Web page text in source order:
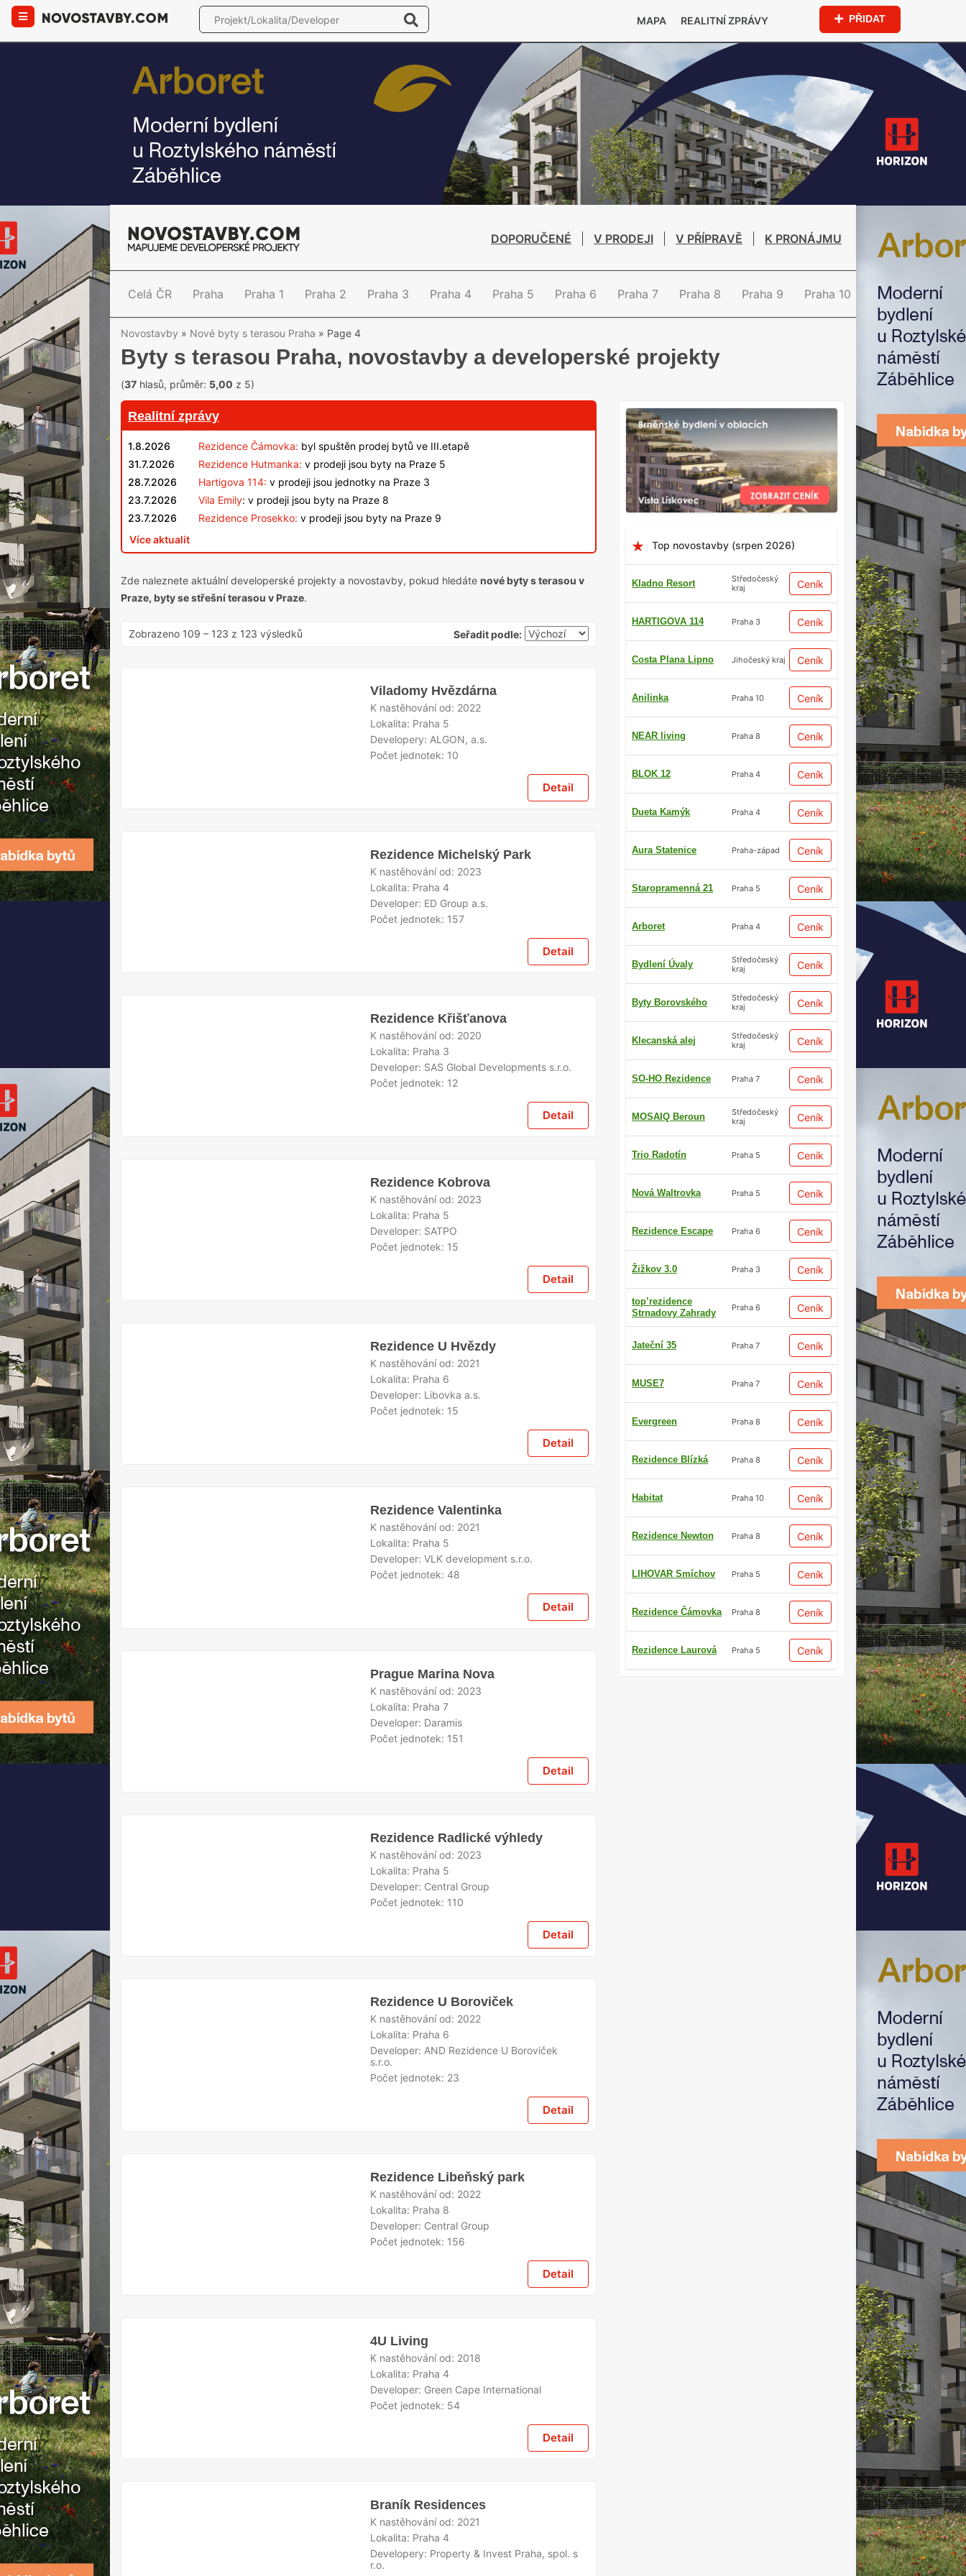
MAPA REALITNÍ ZPRÁVY PŘIDAT
DOPORUČENÉ V PRODEJI V PŘÍPRAVĚ K PRONÁJMU
Celá ČR Praha Praha 1 Praha 2 Praha 3 Praha 4 Praha 5 Praha 6 Praha 7 Praha 8 Praha 9 Praha 10
Novostavby » Nové byty s terasou Praha » Page 4
Byty s terasou Praha, novostavby a developerské projekty
(37 hlasů, průměr: 5,00 z 5)
Top novostavby (srpen 2026)
Kladno Resort
Středočeský
kraj
Ceník
HARTIGOVA 114 Praha 3 Ceník
Costa Plana Lipno Jihočeský kraj Ceník
Anilinka Praha 10 Ceník
NEAR living Praha 8 Ceník
BLOK 12 Praha 4 Ceník
Dueta Kamýk Praha 4 Ceník
Aura Statenice Praha-západ Ceník
Staropramenná 21 Praha 5 Ceník
Arboret Praha 4 Ceník
Bydlení Úvaly
Středočeský
kraj
Ceník
Byty Borovského
Středočeský
kraj
Ceník
Klecanská alej
Středočeský
kraj
Ceník
SO-HO Rezidence Praha 7 Ceník
MOSAIQ Beroun
Středočeský
kraj
Ceník
Trio Radotín Praha 5 Ceník
Nová Waltrovka Praha 5 Ceník
Rezidence Escape Praha 6 Ceník
Žižkov 3.0 Praha 3 Ceník
top’rezidence
Strnadovy Zahrady
Praha 6 Ceník
Jateční 35 Praha 7 Ceník
MUSE7 Praha 7 Ceník
Evergreen Praha 8 Ceník
Rezidence Blízká Praha 8 Ceník
Habitat Praha 10 Ceník
Rezidence Newton Praha 8 Ceník
LIHOVAR Smíchov Praha 5 Ceník
Rezidence Čámovka Praha 8 Ceník
Rezidence Laurová Praha 5 Ceník
Realitní zprávy
1.8.2026 Rezidence Čámovka: byl spuštěn prodej bytů ve III.etapě
31.7.2026
Rezidence Hutmanka: v prodeji jsou byty na Praze 5
28.7.2026
Hartigova 114: v prodeji jsou jednotky na Praze 3
23.7.2026
Vila Emily: v prodeji jsou byty na Praze 8
23.7.2026
Rezidence Prosekko: v prodeji jsou byty na Praze 9
Více aktualit
Zde naleznete aktuální developerské projekty a novostavby, pokud hledáte nové byty s terasou v
Praze, byty se střešní terasou v Praze.
Zobrazeno 109 – 123 z 123 výsledků Seřadit podle:
Viladomy Hvězdárna
K nastěhování od: 2022
Lokalita: Praha 5
Developery: ALGON, a.s.
Počet jednotek: 10
Detail
Rezidence Michelský Park
K nastěhování od: 2023
Lokalita: Praha 4
Developer: ED Group a.s.
Počet jednotek: 157
Detail
Rezidence Křišťanova
K nastěhování od: 2020
Lokalita: Praha 3
Developer: SAS Global Developments s.r.o.
Počet jednotek: 12
Detail
Rezidence Kobrova
K nastěhování od: 2023
Lokalita: Praha 5
Developer: SATPO
Počet jednotek: 15
Detail
Rezidence U Hvězdy
K nastěhování od: 2021
Lokalita: Praha 6
Developer: Libovka a.s.
Počet jednotek: 15
Detail
Rezidence Valentinka
K nastěhování od: 2021
Lokalita: Praha 5
Developer:VLK development s.r.o.
Počet jednotek:48
Detail
Prague Marina Nova
K nastěhování od: 2023
Lokalita: Praha 7
Developer: Daramis
Počet jednotek: 151
Detail
Rezidence Radlické výhledy
K nastěhování od: 2023
Lokalita: Praha 5
Developer: Central Group
Počet jednotek: 110
Detail
Rezidence U Boroviček
K nastěhování od: 2022
Lokalita: Praha 6
Developer: AND Rezidence U Boroviček
s.r.o.
Počet jednotek: 23
Detail
Rezidence Libeňský park
K nastěhování od: 2022
Lokalita: Praha 8
Developer: Central Group
Počet jednotek: 156
Detail
4U Living
K nastěhování od: 2018
Lokalita: Praha 4
Developer: Green Cape International
Počet jednotek: 54
Detail
Braník Residences
K nastěhování od: 2021
Lokalita: Praha 4
Developery: Property & Invest Praha, spol. s
r.o.